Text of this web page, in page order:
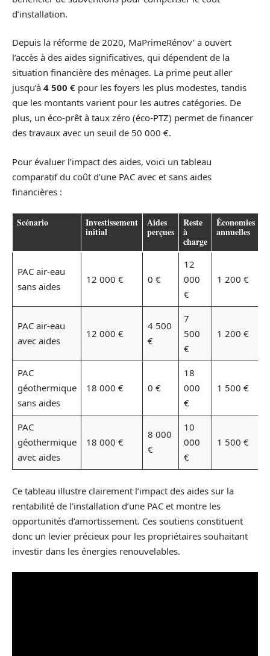
d’installation.
Depuis la réforme de 2020, MaPrimeRénov’ a ouvert
l’accès à des aides significatives, qui dépendent de la
situation financière des ménages. La prime peut aller
jusqu’à 4 500 € pour les foyers les plus modestes, tandis
que les montants varient pour les autres catégories. De
plus, un éco-prêt à taux zéro (éco-PTZ) permet de financer
des travaux avec un seuil de 50 000 €.
Pour évaluer l’impact des aides, voici un tableau
comparatif du coût d’une PAC avec et sans aides
financières :
Scénario Investissement
initial
Aides
perçues
Reste
à
charge
Économies
annuelles
PAC air-eau
sans aides
12 000 € 0 €
12
000
€
1 200 €
PAC air-eau
avec aides
12 000 €
4 500
€
7
500
€
1 200 €
PAC
géothermique
sans aides
18 000 € 0 €
18
000
€
1 500 €
PAC
géothermique
avec aides
18 000 €
8 000
€
10
000
€
1 500 €
Ce tableau illustre clairement l’impact des aides sur la
rentabilité de l’installation d’une PAC et montre les
opportunités d’amortissement. Ces soutiens constituent
donc un levier précieux pour les propriétaires souhaitant
investir dans les énergies renouvelables.